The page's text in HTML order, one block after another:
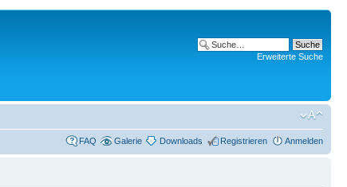
Erweiterte Suche
FAQ Galerie Downloads Registrieren Anmelden